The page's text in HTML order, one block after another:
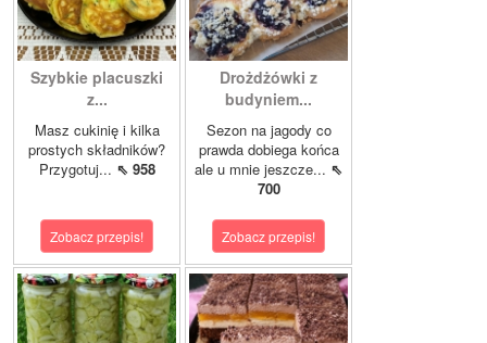
Szybkie placuszki
z...
Masz cukinię i kilka
prostych składników?
Przygotuj... ⇖ 958
Zobacz przepis!
Drożdżówki z
budyniem...
Sezon na jagody co
prawda dobiega końca
ale u mnie jeszcze... ⇖
700
Zobacz przepis!